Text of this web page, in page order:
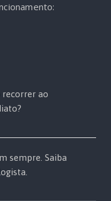
recorrer ao
sempre. Saiba